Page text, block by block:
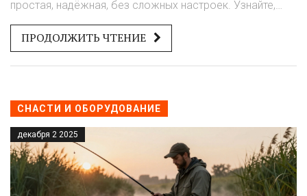
простая, надёжная, без сложных настроек. Узнайте,
когда и какую выбрать.
ПРОДОЛЖИТЬ ЧТЕНИЕ
СНАСТИ И ОБОРУДОВАНИЕ
декабря 2 2025